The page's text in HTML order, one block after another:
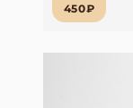
450₽